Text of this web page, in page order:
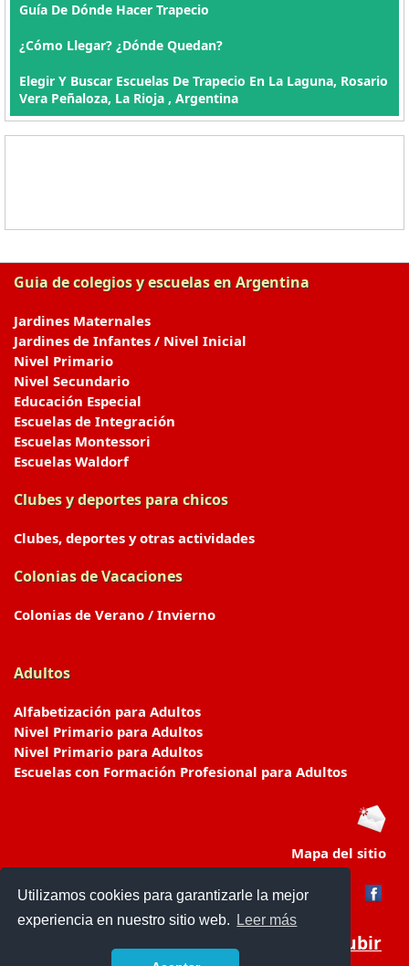
Utilizamos cookies para garantizarle la mejor
experiencia en nuestro sitio web.
Leer más
Guía De Dónde Hacer Trapecio
¿Cómo Llegar? ¿Dónde Quedan?
Elegir Y Buscar Escuelas De Trapecio En La Laguna, Rosario
Vera Peñaloza, La Rioja , Argentina
Guia de colegios y escuelas en Argentina
Jardines Maternales
Jardines de Infantes / Nivel Inicial
Nivel Primario
Nivel Secundario
Educación Especial
Escuelas de Integración
Escuelas Montessori
Escuelas Waldorf
Clubes y deportes para chicos
Clubes, deportes y otras actividades
Colonias de Vacaciones
Colonias de Verano / Invierno
Adultos
Alfabetización para Adultos
Nivel Primario para Adultos
Nivel Primario para Adultos
Escuelas con Formación Profesional para Adultos
Mapa del sitio
Subir